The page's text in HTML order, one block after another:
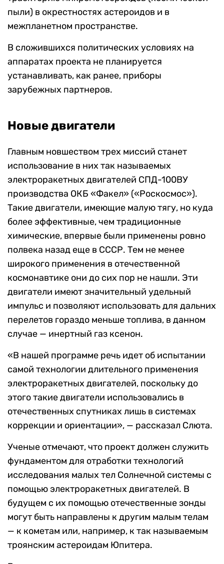
пыли) в окрестностях астероидов и в
межпланетном пространстве.
В сложившихся политических условиях на
аппаратах проекта не планируется
устанавливать, как ранее, приборы
зарубежных партнеров.
Новые двигатели
Главным новшеством трех миссий станет
использование в них так называемых
электроракетных двигателей СПД-100ВУ
производства ОКБ «Факел» («Роскосмос»).
Такие двигатели, имеющие малую тягу, но куда
более эффективные, чем традиционные
химические, впервые были применены ровно
полвека назад еще в СССР. Тем не менее
широкого применения в отечественной
космонавтике они до сих пор не нашли. Эти
двигатели имеют значительный удельный
импульс и позволяют использовать для дальних
перелетов гораздо меньше топлива, в данном
случае — инертный газ ксенон.
«В нашей программе речь идет об испытании
самой технологии длительного применения
электроракетных двигателей, поскольку до
этого такие двигатели использовались в
отечественных спутниках лишь в системах
коррекции и ориентации», — рассказал Слюта.
Ученые отмечают, что проект должен служить
фундаментом для отработки технологий
исследования малых тел Солнечной системы с
помощью электроракетных двигателей. В
будущем с их помощью отечественные зонды
могут быть направлены к другим малым телам
— к кометам или, например, к так называемым
троянским астероидам Юпитера.